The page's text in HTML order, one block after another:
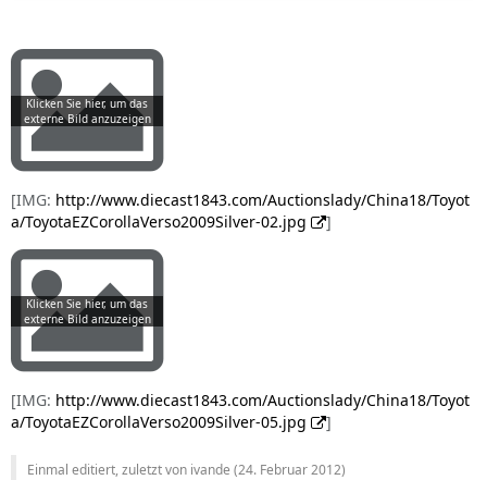
[IMG: http://www.diecast1843.com/Auctionslady/China18/Toyot
a/ToyotaEZCorollaVerso2009Silver-02.jpg
]
[IMG: http://www.diecast1843.com/Auctionslady/China18/Toyot
a/ToyotaEZCorollaVerso2009Silver-05.jpg
]
Einmal editiert, zuletzt von ivande (24. Februar 2012)